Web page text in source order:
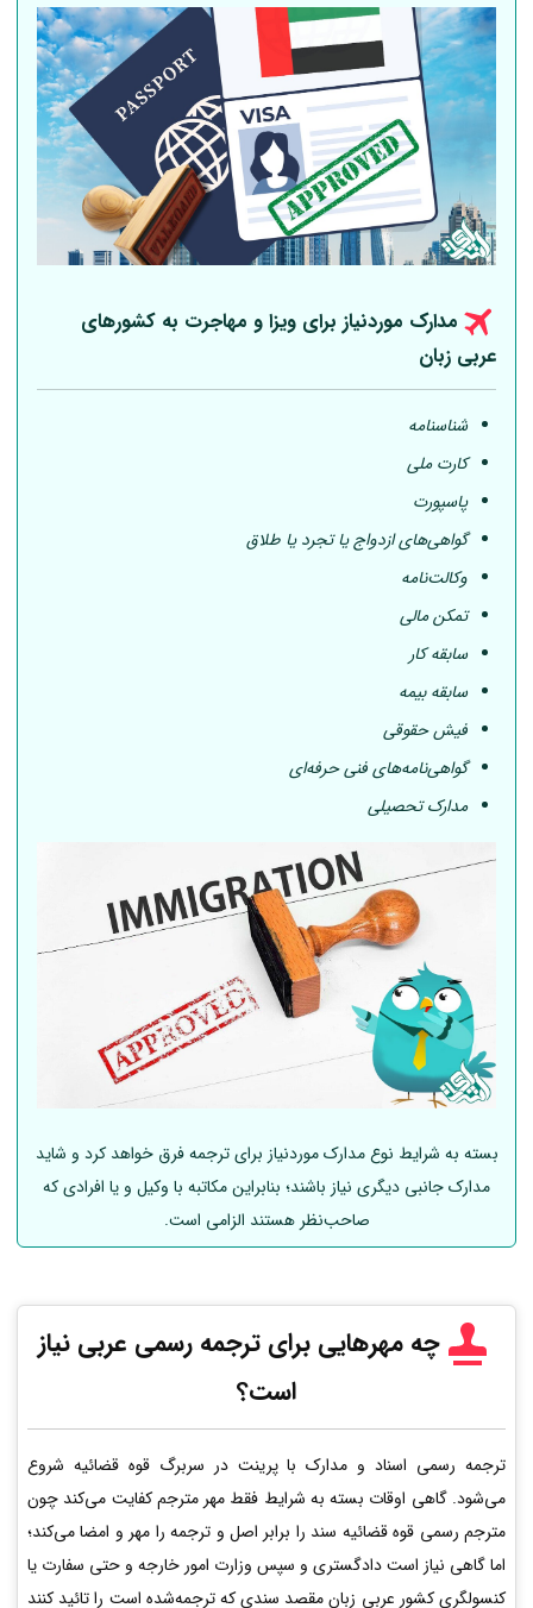
مدارک موردنیاز برای ویزا و مهاجرت به کشورهای
عربی زبان
شناسنامه
کارت ملی
پاسپورت
گواهی‌های ازدواج یا تجرد یا طلاق
وکالت‌نامه
تمکن مالی
سابقه کار
سابقه بیمه
فیش حقوقی
گواهی‌نامه‌های فنی حرفه‌ای
مدارک تحصیلی
بسته به شرایط نوع مدارک موردنیاز برای ترجمه فرق خواهد کرد و شاید
مدارک جانبی دیگری نیاز باشند؛ بنابراین مکاتبه با وکیل و یا افرادی که
صاحب‌نظر هستند الزامی است.
چه مهرهایی برای ترجمه رسمی عربی نیاز
است؟
ترجمه رسمی اسناد و مدارک با پرینت در سربرگ قوه قضائیه شروع
می‌شود. گاهی اوقات بسته به شرایط فقط مهر مترجم کفایت می‌کند چون
مترجم رسمی قوه قضائیه سند را برابر اصل و ترجمه را مهر و امضا می‌کند؛
اما گاهی نیاز است دادگستری و سپس وزارت امور خارجه و حتی سفارت یا
کنسولگری کشور عربی زبان مقصد سندی که ترجمه‌شده است را تائید کنند